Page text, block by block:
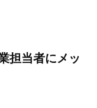
担当者にメッ